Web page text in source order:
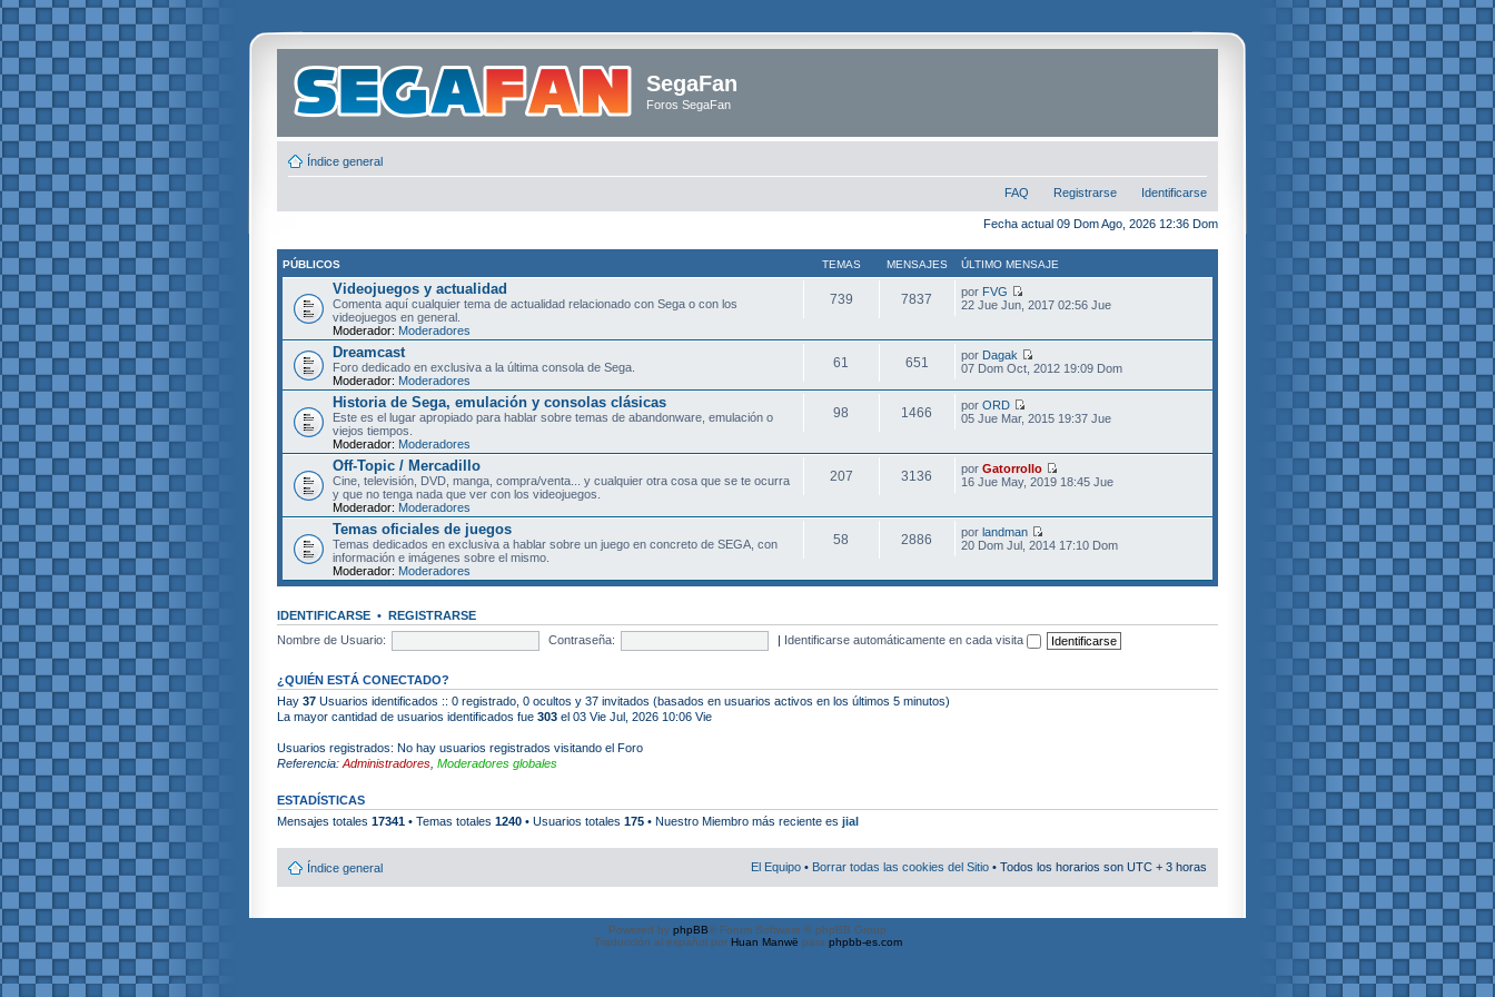
SegaFan
Foros SegaFan
Índice general
FAQ Registrarse Identificarse
Fecha actual 09 Dom Ago, 2026 12:36 Dom
PÚBLICOS TEMAS MENSAJES ÚLTIMO MENSAJE
Videojuegos y actualidad
Comenta aquí cualquier tema de actualidad relacionado con Sega o con los
videojuegos en general.
Moderador: Moderadores
739 7837 por FVG
22 Jue Jun, 2017 02:56 Jue
Dreamcast
Foro dedicado en exclusiva a la última consola de Sega.
Moderador: Moderadores
61 651 por Dagak
07 Dom Oct, 2012 19:09 Dom
Historia de Sega, emulación y consolas clásicas
Este es el lugar apropiado para hablar sobre temas de abandonware, emulación o
viejos tiempos.
Moderador: Moderadores
98 1466 por ORD
05 Jue Mar, 2015 19:37 Jue
Off-Topic / Mercadillo
Cine, televisión, DVD, manga, compra/venta... y cualquier otra cosa que se te ocurra
y que no tenga nada que ver con los videojuegos.
Moderador: Moderadores
207 3136 por Gatorrollo
16 Jue May, 2019 18:45 Jue
Temas oficiales de juegos
Temas dedicados en exclusiva a hablar sobre un juego en concreto de SEGA, con
información e imágenes sobre el mismo.
Moderador: Moderadores
58 2886 por landman
20 Dom Jul, 2014 17:10 Dom
IDENTIFICARSE • REGISTRARSE
Nombre de Usuario:
Contraseña: | Identificarse automáticamente en cada visita
¿QUIÉN ESTÁ CONECTADO?
Hay 37 Usuarios identificados :: 0 registrado, 0 ocultos y 37 invitados (basados en usuarios activos en los últimos 5 minutos)
La mayor cantidad de usuarios identificados fue 303 el 03 Vie Jul, 2026 10:06 Vie
Usuarios registrados: No hay usuarios registrados visitando el Foro
Referencia: Administradores Moderadores globales
ESTADÍSTICAS
Mensajes totales 17341 • Temas totales 1240 • Usuarios totales 175 • Nuestro Miembro más reciente es jial
Índice general El Equipo • Borrar todas las cookies del Sitio • Todos los horarios son UTC + 3 horas
Powered by phpBB® Forum Software © phpBB Group
Traducción al español por Huan Manwë para phpbb-es.com